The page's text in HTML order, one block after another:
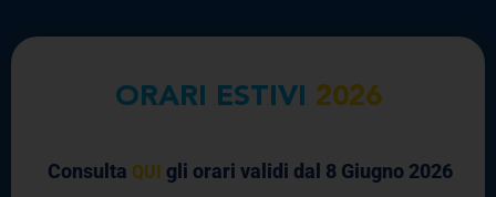
Arrivo
Arrivo alle
ORARI ESTIVI 2026
Consulta QUI gli orari validi dal 8 Giugno 2026